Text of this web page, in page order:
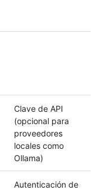
Clave de API
(opcional para
proveedores
locales como
Ollama)
Autenticación de